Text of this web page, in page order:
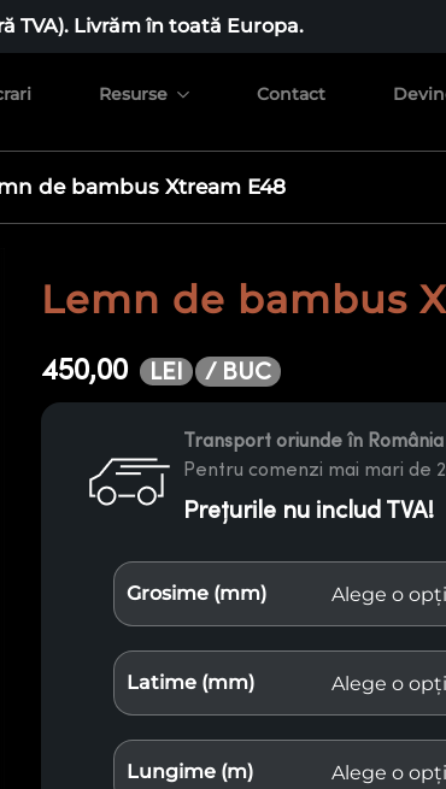
TVA). Livrăm în toată Europa.
Resurse Contact
de bambus Xtream E48
Lemn de bambus
450,00 LEI / BUC
Transport oriunde în
Pentru comenzi mai mari de
Prețurile nu includ TVA!
Grosime (mm)
Latime (mm)
Lungime (m)